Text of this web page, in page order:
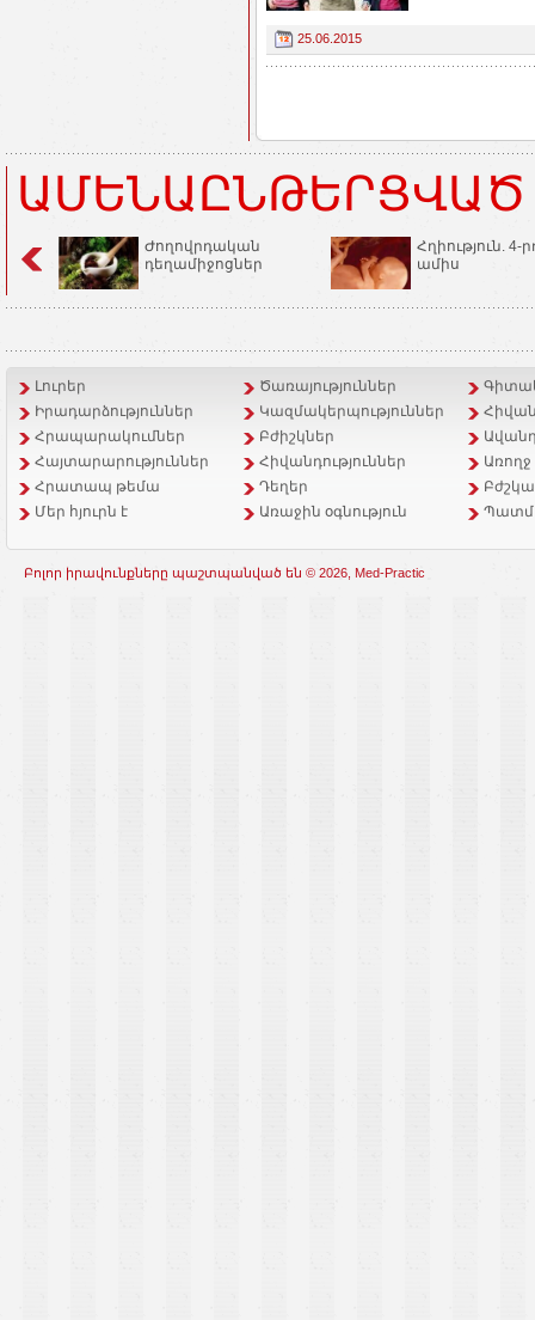
25.06.2015
Ժողովրդական
դեղամիջոցներ
Հղիություն. 4-
ամիս
Լուրեր Ծառայություններ
Իրադարձություններ
Կազմակերպություններ
Հրապարակումներ
Բժիշկներ
Հայտարարություններ
Հիվանդություններ
Հրատապ թեմա
Դեղեր
Մեր հյուրն է
Առաջին օգնություն
Բոլոր իրավունքները պաշտպանված են © 2026, Med-Practic